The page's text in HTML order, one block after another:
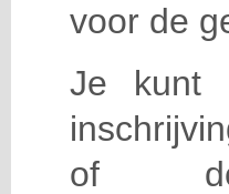
voor de
Je kunt
of